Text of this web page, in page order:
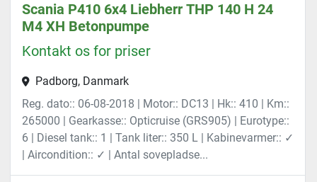
Scania P410 6x4 Liebherr THP 140 H 24
M4 XH Betonpumpe
Kontakt os for priser
Padborg, Danmark
Reg. dato:: 06-08-2018 | Motor:: DC13 | Hk:: 410 | Km::
265000 | Gearkasse:: Opticruise (GRS905) | Eurotype::
6 | Diesel tank:: 1 | Tank liter:: 350 L | Kabinevarmer:: ✓
| Aircondition:: ✓ | Antal sovepladse...